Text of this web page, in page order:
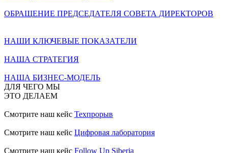
ОБРАЩЕНИЕ ПРЕДСЕДАТЕЛЯ СОВЕТА ДИРЕКТОРОВ
НАШИ КЛЮЧЕВЫЕ ПОКАЗАТЕЛИ
НАША СТРАТЕГИЯ
НАША БИЗНЕС-МОДЕЛЬ
ДЛЯ ЧЕГО МЫ
ЭТО ДЕЛАЕМ
Смотрите наш кейс Техпрорыв
Смотрите наш кейс Цифровая лаборатория
Смотрите наш кейс Follow Up Siberia